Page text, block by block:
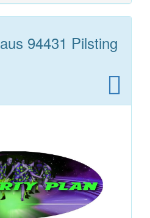
aus 94431 Pilsting